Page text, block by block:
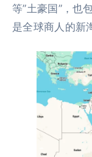
等”土豪国”，也
是全球商人的新